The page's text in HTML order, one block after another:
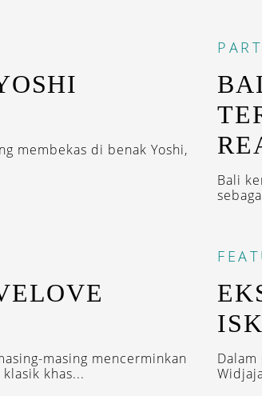
membekas di benak Yoshi,
Bali
masing mencerminkan
khas...